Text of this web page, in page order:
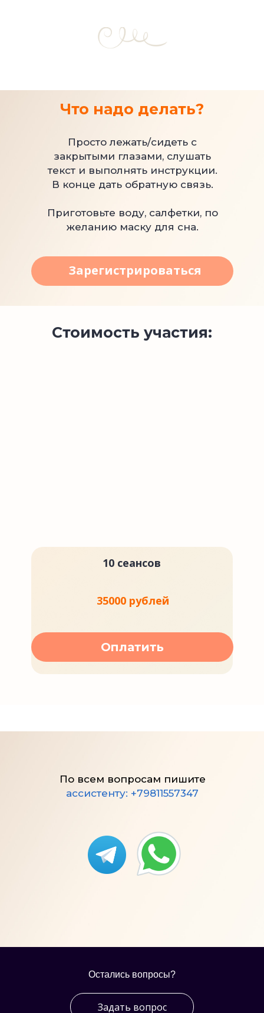
Просто лежать/сидеть с
закрытыми глазами, слушать
текст и выполнять инструкции.
В конце дать обратную связь.
Приготовьте воду, салфетки, по
желанию маску для сна.
Зарегистрироваться
Что надо делать?
Стоимость участия:
10 сеансов
35000 рублей
Оплатить
По всем вопросам пишите
ассистенту: +79811557347
Остались вопросы?
Задать вопрос